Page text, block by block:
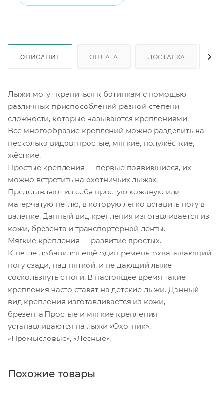
ОПИСАНИЕ ОПЛАТА ДОСТАВКА
Лыжи могут крепиться к ботинкам с помощью
различных приспособлений разной степени
сложности, которые называются креплениями.
Всё многообразие креплений можно разделить на
несколько видов: простые, мягкие, полужёсткие,
жёсткие.
Простые крепления — первые появившиеся, их
можно встретить на охотничьих лыжах.
Представляют из себя простую кожаную или
матерчатую петлю, в которую легко вставить ногу в
валенке. Данный вид крепления изготавливается из
кожи, брезента и транспортерной ленты.
Мягкие крепления — развитие простых.
К петле добавился ещё один ремень, охватывающий
ногу сзади, над пяткой, и не дающий лыже
соскользнуть с ноги. В настоящее время такие
крепления часто ставят на детские лыжи. Данный
вид крепления изготавливается из кожи,
брезента.Простые и мягкие крепления
устанавливаются на лыжи «Охотник»,
«Промысловые», «Лесные».
Похожие товары